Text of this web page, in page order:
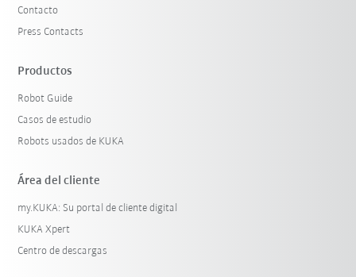
Contacto
Press Contacts
Productos
Robot Guide
Casos de estudio
Robots usados de KUKA
Área del cliente
my.KUKA: Su portal de cliente digital
KUKA Xpert
Centro de descargas